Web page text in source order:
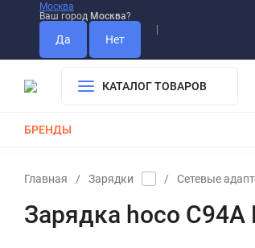
Москва
Ваш город Москва?
КАТАЛОГ ТОВАРОВ
БРЕНДЫ
Главная / Зарядки / Сетевые
Зарядка hoco C94A